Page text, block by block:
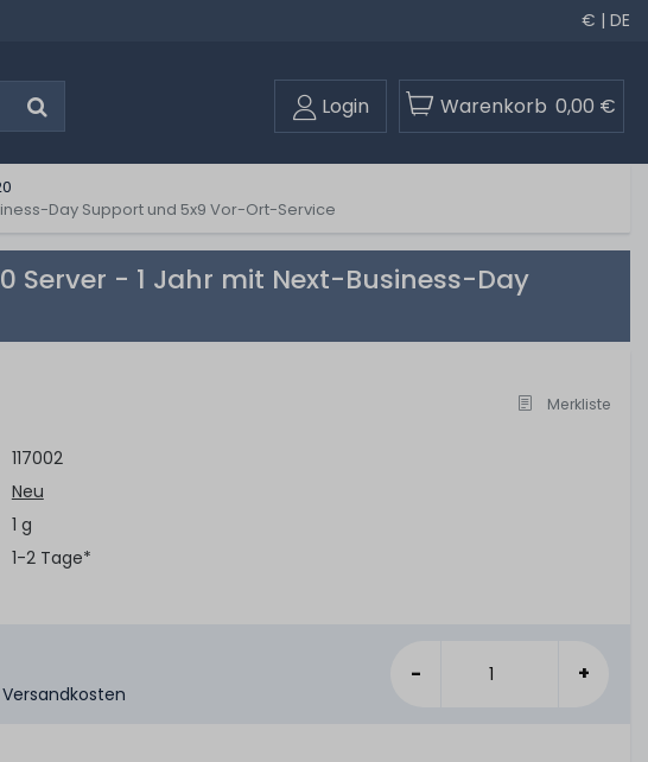
€ | DE
Login Warenkorb 0,00 €
Day Support und 5x9 Vor-Ort-Service
Server - 1 Jahr mit Next-Business-Day
Merkliste
117002
Neu
1 g
1-2 Tage*
Versandkosten
- +